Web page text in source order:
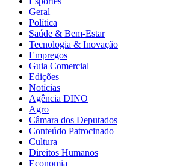
Geral
Política
Saúde & Bem-Estar
Tecnologia & Inovação
Empregos
Guia Comercial
Edições
Notícias
Agência DINO
Agro
Câmara dos Deputados
Conteúdo Patrocinado
Cultura
Direitos Humanos
Economia